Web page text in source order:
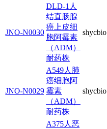
JNO-N0030
DLD-1人
结直肠腺
癌上皮细
胞阿霉素
（ADM）
耐药株
shycbio
JNO-N0029
A549人肺
癌细胞阿
霉素
（ADM）
耐药株
shycbio
A375人恶